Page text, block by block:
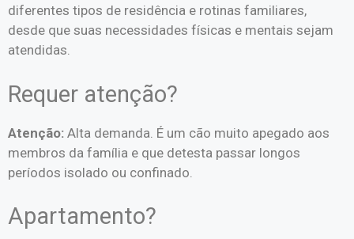
diferentes tipos de residência e rotinas familiares,
desde que suas necessidades físicas e mentais sejam
atendidas.
Requer atenção?
Atenção: Alta demanda. É um cão muito apegado aos
membros da família e que detesta passar longos
períodos isolado ou confinado.
Apartamento?